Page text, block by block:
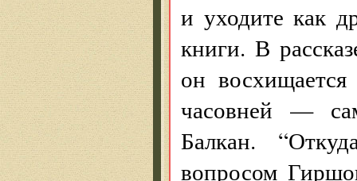
и уходите как
книги. В
он
часовней —
Балкан.
вопросом